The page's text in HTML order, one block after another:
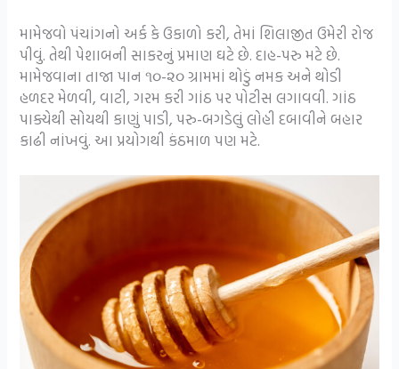
મામેજવો પંચાંગનો અર્ક કે ઉકાળો કરી, તેમાં શિલાજીત ઉમેરી રોજ
પીવું. તેથી પેશાબની સાકરનું પ્રમાણ ઘટે છે. દાહ-પરુ મટે છે.
મામેજવાના તાજા પાન ૧૦-૨૦ ગ્રામમાં થોડું નમક અને થોડી
હળદર મેળવી, વાટી, ગરમ કરી ગાંઠ પર પોટીસ લગાવવી. ગાંઠ
પાક્યેથી સોયથી કાણું પાડી, પરુ-બગડેલું લોહી દબાવીને બહાર
કાઢી નાંખવું. આ પ્રયોગથી કંઠમાળ પણ મટે.